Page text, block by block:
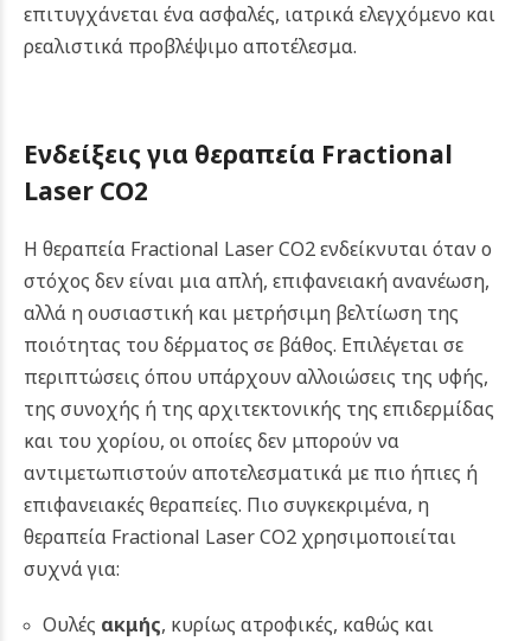
επιτυγχάνεται ένα ασφαλές, ιατρικά ελεγχόμενο και
ρεαλιστικά προβλέψιμο αποτέλεσμα.
Ενδείξεις για θεραπεία Fractional
Laser CO2
Η θεραπεία Fractional Laser CO2 ενδείκνυται όταν ο
στόχος δεν είναι μια απλή, επιφανειακή ανανέωση,
αλλά η ουσιαστική και μετρήσιμη βελτίωση της
ποιότητας του δέρματος σε βάθος. Επιλέγεται σε
περιπτώσεις όπου υπάρχουν αλλοιώσεις της υφής,
της συνοχής ή της αρχιτεκτονικής της επιδερμίδας
και του χορίου, οι οποίες δεν μπορούν να
αντιμετωπιστούν αποτελεσματικά με πιο ήπιες ή
επιφανειακές θεραπείες. Πιο συγκεκριμένα, η
θεραπεία Fractional Laser CO2 χρησιμοποιείται
συχνά για:
Ουλές ακμής, κυρίως ατροφικές, καθώς και